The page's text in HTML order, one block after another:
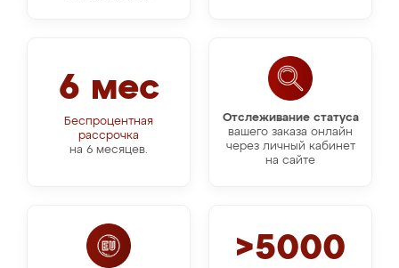
Отслеживание статуса
вашего заказа онлайн
через личный кабинет
на сайте
6 мес
Беспроцентная
рассрочка
на 6 месяцев.
>5000